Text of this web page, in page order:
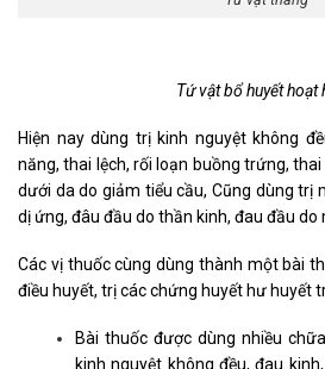
Tứ vật bổ huyết hoạt
Hiện nay dùng trị kinh nguyệt không
năng, thai lệch, rối loạn buồng trứng,
dưới da do giảm tiểu cầu, Cũng dùng trị
dị ứng, đâu đầu do thần kinh, đau đầu do
Các vị thuốc cùng dùng thành một bài
điều huyết, trị các chứng huyết hư huyết
Bài thuốc được dùng nhiều
kinh nguyệt không đều, đau